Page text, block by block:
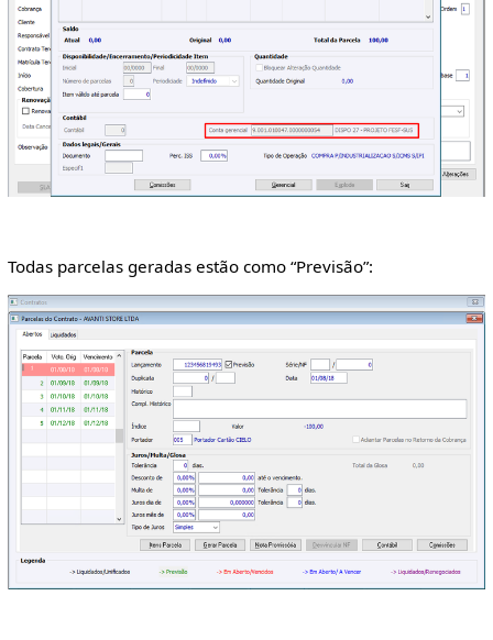
Todas parcelas geradas estão como “Previsão”: